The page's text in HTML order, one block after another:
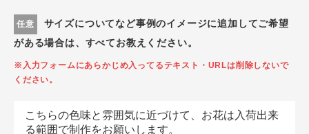
任意
サイズについてなど事例のイメージに追加してご希望
がある場合は、すべてお教えください。
※入力フォームにあらかじめ入ってるテキスト・URLは削除しないで
ください。